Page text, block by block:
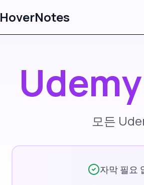
HoverNotes
Udemy
모든
자막 필요